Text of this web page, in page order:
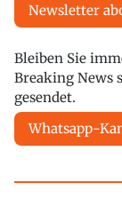
Newsletter
Bleiben Sie
Breaking News
gesendet.
Whatsapp-